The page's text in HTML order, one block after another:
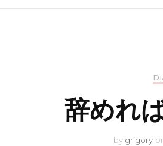
辞めれ
by grigory